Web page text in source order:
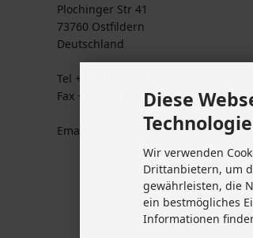
Plochinger Str 41
73760 Ostfildern
Deutschland
Tel +49 711 633 47 127
Fax +49 711 470 76 588
Email: info@biketeile-service.de
Diese
Wir verwenden
Drittanbietern, um
gewährleisten, die
ein bestmögliches
Informationen